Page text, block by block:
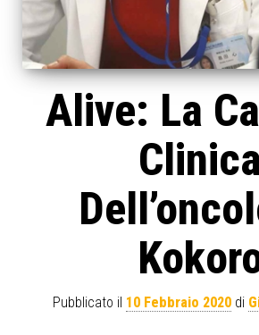
Alive: La
Pubblicato il 10 Febbraio 2020 di